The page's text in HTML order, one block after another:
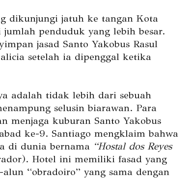
dikunjungi jatuh ke tangan Kota
penduduk yang lebih besar.
jasad Santo Yakobus Rasul
setelah ia dipenggal ketika
adalah tidak lebih dari sebuah
selusin biarawan. Para
menjaga kuburan Santo Yakobus
ke-9. Santiago mengklaim bahwa
di dunia bernama “Hostal dos Reyes
Hotel ini memiliki fasad yang
“obradoiro” yang sama dengan